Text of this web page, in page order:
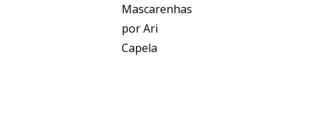
Mascarenhas
por Ari
Capela